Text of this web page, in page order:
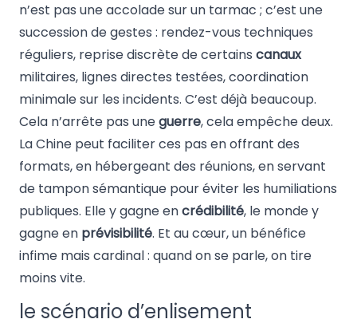
n’est pas une accolade sur un tarmac ; c’est une
succession de gestes : rendez-vous techniques
réguliers, reprise discrète de certains canaux
militaires, lignes directes testées, coordination
minimale sur les incidents. C’est déjà beaucoup.
Cela n’arrête pas uneguerre, cela empêche deux.
La Chine peut faciliter ces pas en offrant des
formats, en hébergeant des réunions, en servant
de tampon sémantique pour éviter les humiliations
publiques. Elle y gagne encrédibilité, le monde y
gagne en prévisibilité. Et au cœur, un bénéfice
infime mais cardinal : quand on se parle, on tire
moins vite.
le scénario d’enlisement